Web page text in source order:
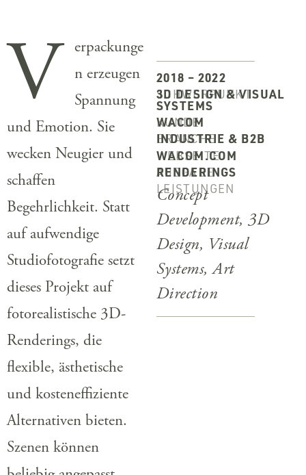
V
erpackunge
n erzeugen
Spannung
und Emotion. Sie
wecken Neugier und
schaffen
Begehrlichkeit. Statt
auf aufwendige
Studiofotografie setzt
dieses Projekt auf
fotorealistische 3D-
Renderings, die
flexible, ästhetische
und kosteneffiziente
Alternativen bieten.
Szenen können
2018 – 2022
SCHWERPUNKT
3D DESIGN & VISUAL
SYSTEMS
KUNDE
WACOM
BRANCHE
INDUSTRIE & B2B
WEBSEITE
WACOM.COM
AUSGABE
RENDERINGS
LEISTUNGEN
Concept
Development, 3D
Design, Visual
Systems, Art
Direction